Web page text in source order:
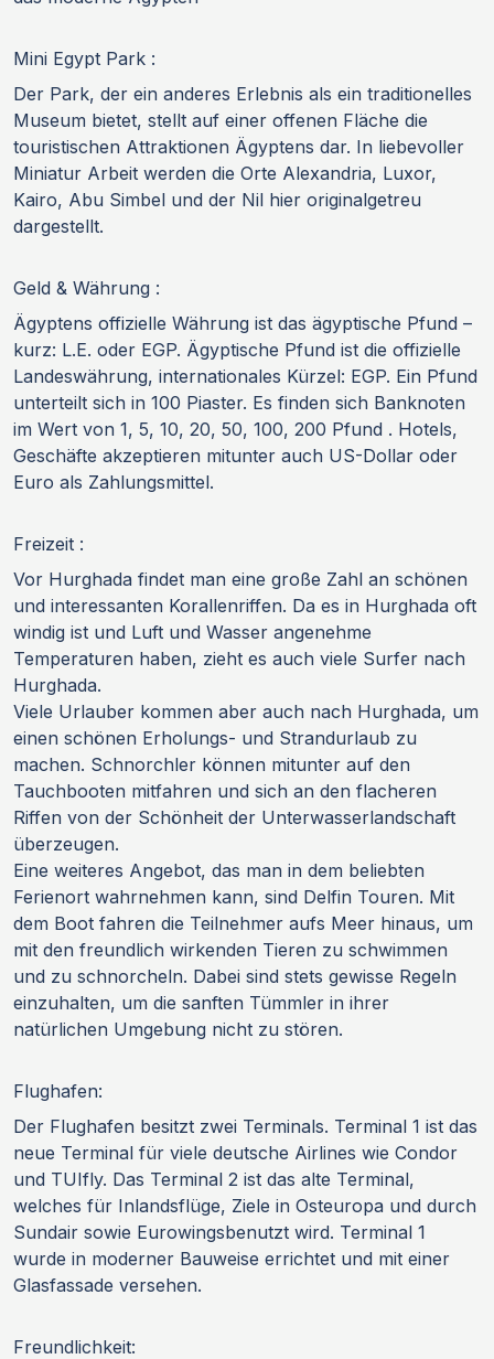
Mini Egypt Park :
Der Park, der ein anderes Erlebnis als ein traditionelles
Museum bietet, stellt auf einer offenen Fläche die
touristischen Attraktionen Ägyptens dar. In liebevoller
Miniatur Arbeit werden die Orte Alexandria, Luxor,
Kairo, Abu Simbel und der Nil hier originalgetreu
dargestellt.
Geld & Währung :
Ägyptens offizielle Währung ist das ägyptische Pfund –
kurz: L.E. oder EGP. Ägyptische Pfund ist die offizielle
Landeswährung, internationales Kürzel: EGP. Ein Pfund
unterteilt sich in 100 Piaster. Es finden sich Banknoten
im Wert von 1, 5, 10, 20, 50, 100, 200 Pfund . Hotels,
Geschäfte akzeptieren mitunter auch US-Dollar oder
Euro als Zahlungsmittel.
Freizeit :
Vor Hurghada findet man eine große Zahl an schönen
und interessanten Korallenriffen. Da es in Hurghada oft
windig ist und Luft und Wasser angenehme
Temperaturen haben, zieht es auch viele Surfer nach
Hurghada.
Viele Urlauber kommen aber auch nach Hurghada, um
einen schönen Erholungs- und Strandurlaub zu
machen. Schnorchler können mitunter auf den
Tauchbooten mitfahren und sich an den flacheren
Riffen von der Schönheit der Unterwasserlandschaft
überzeugen.
Eine weiteres Angebot, das man in dem beliebten
Ferienort wahrnehmen kann, sind Delfin Touren. Mit
dem Boot fahren die Teilnehmer aufs Meer hinaus, um
mit den freundlich wirkenden Tieren zu schwimmen
und zu schnorcheln. Dabei sind stets gewisse Regeln
einzuhalten, um die sanften Tümmler in ihrer
natürlichen Umgebung nicht zu stören.
Flughafen:
Der Flughafen besitzt zwei Terminals. Terminal 1 ist das
neue Terminal für viele deutsche Airlines wie Condor
und TUIfly. Das Terminal 2 ist das alte Terminal,
welches für Inlandsflüge, Ziele in Osteuropa und durch
Sundair sowie Eurowingsbenutzt wird. Terminal 1
wurde in moderner Bauweise errichtet und mit einer
Glasfassade versehen.
Freundlichkeit: